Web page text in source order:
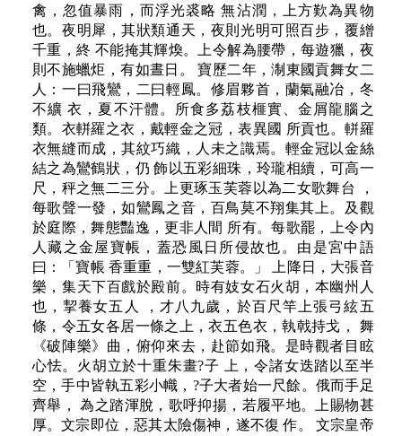
禽，忽值暴雨，而浮光裘略 無沾潤，上方歎為異物
也。夜明犀，其狀類通天，夜則光明可照百步，覆繒
千重，終 不能掩其輝煥。上令解為腰帶，每遊獵，夜
則不施蠟炬，有如晝日。 寶歷二年，淛東國貢舞女二
人：一曰飛鸞，二曰輕鳳。修眉夥首，蘭氣融冶，冬
不纊 衣，夏不汗體。所食多荔枝榧實、金屑龍腦之
類。衣軿羅之衣，戴輕金之冠，表異國 所貢也。軿羅
衣無縫而成，其紋巧織，人未之識焉。輕金冠以金絲
結之為鸞鶴狀，仍 飾以五彩細珠，玲瓏相續，可高一
尺，秤之無二三分。上更琢玉芙蓉以為二女歌舞台 ，
每歌聲一發，如鸞鳳之音，百鳥莫不翔集其上。及觀
於庭際，舞態豔逸，更非人間 所有。每歌罷，上令內
人藏之金屋寶帳，蓋恐風日所侵故也。由是宮中語
曰：「寶帳 香重重，一雙紅芙蓉。」 上降日，大張音
樂，集天下百戲於殿前。時有妓女石火胡，本幽州人
也，挈養女五人 ，才八九歲，於百尺竿上張弓絃五
條，令五女各居一條之上，衣五色衣，執戟持戈， 舞
《破陣樂》曲，俯仰來去，赴節如飛。是時觀者目眩
心怯。火胡立於十重朱畫?子 上，令諸女迭踏以至半
空，手中皆執五彩小幟，?子大者始一尺餘。俄而手足
齊舉， 為之踏渾脫，歌呼抑揚，若履平地。上賜物甚
厚。文宗即位，惡其太險傷神，遂不復 作。 文宗皇帝